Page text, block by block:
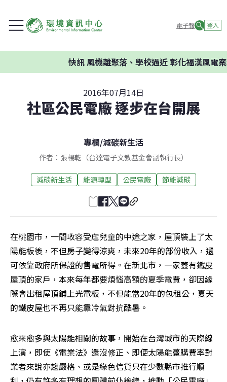
電子報 登入
快訊風機離聚落、學校過近 彰化福漢風電案環
2016年07月14日
社區公民電廠 逐步在台開展
專欄/減碳新生活
作者：張楊乾（台達電子文教基金會副執行長）
減碳新生活 能源轉型 公民電廠 節能減碳
在桃園市，一間收容受虐兒童的中途之家，屋頂裝上了太
陽能板後，不但房子變得涼爽，未來20年的部份收入，還
可依靠政府所保證的售電所得。在新北市，一家蓋有鐵皮
屋頂的家戶，本來每年都要煩惱高額的夏季電費，卻因緣
際會出租屋頂鋪上光電板，不但能當20年的包租公，夏天
的鐵皮屋也不再只能靠冷氣對抗酷暑。
愈來愈多與太陽能相關的故事，開始在台灣城市的天際線
上演，即使《電業法》還沒修正、即便太陽能躉購費率對
業者來說亦趨嚴格、或是綠色信貸只在少數縣市推行順